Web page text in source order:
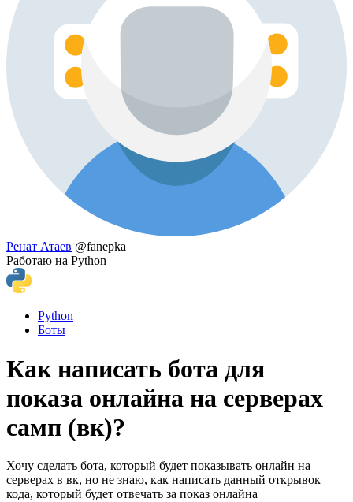
Ренат Атаев @fanepka
Работаю на Python
Python
Боты
Как написать бота для
показа онлайна на серверах
самп (вк)?
Хочу сделать бота, который будет показывать онлайн на
серверах в вк, но не знаю, как написать данный открывок
кода, который будет отвечать за показ онлайна